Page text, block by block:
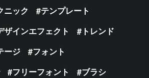
ニック
テンプレート
ザインエフェクト
トレンド
ージ
フォント
フリーフォント
ブラシ